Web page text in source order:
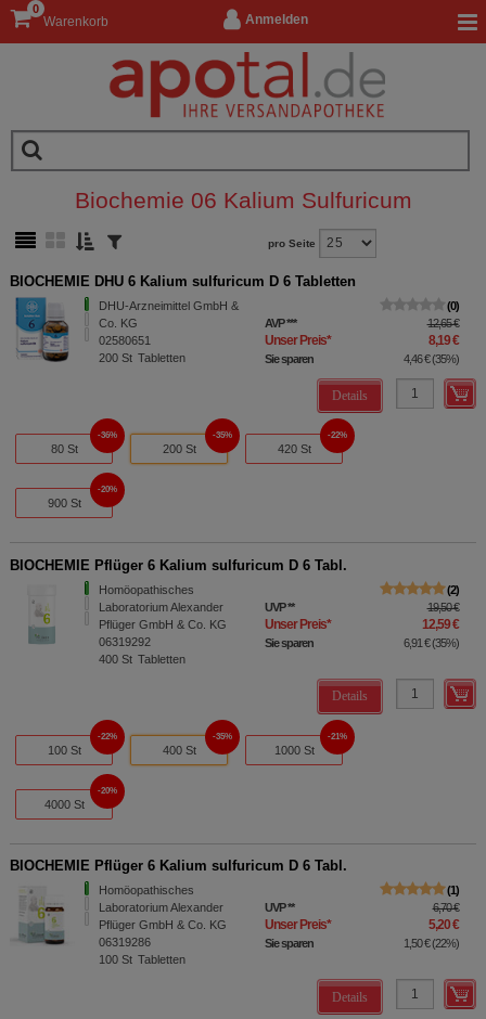
Anmelden
Warenkorb
0
Biochemie 06 Kalium Sulfuricum
pro Seite
BIOCHEMIE DHU 6 Kalium sulfuricum D 6 Tabletten
DHU-Arzneimittel GmbH &
Co. KG
02580651
200 St Tabletten
0
AVP*** 12,65 €
Unser Preis* 8,19 €
Sie sparen 4,46 €(35%)
Details
80 St
36%
200 St
35%
420 St
22%
900 St
20%
BIOCHEMIE Pflüger 6 Kalium sulfuricum D 6 Tabl.
Homöopathisches
Laboratorium Alexander
Pflüger GmbH & Co. KG
06319292
400 St Tabletten
2
UVP** 19,50 €
Unser Preis* 12,59 €
Sie sparen 6,91 €(35%)
Details
100 St
22%
400 St
35%
1000 St
21%
4000 St
20%
BIOCHEMIE Pflüger 6 Kalium sulfuricum D 6 Tabl.
Homöopathisches
Laboratorium Alexander
Pflüger GmbH & Co. KG
06319286
100 St Tabletten
1
UVP** 6,70 €
Unser Preis* 5,20 €
Sie sparen 1,50 €(22%)
Details